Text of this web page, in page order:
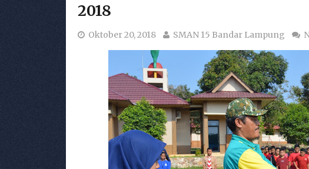
2018
Oktober 20, 2018 SMAN 15 Bandar Lampung